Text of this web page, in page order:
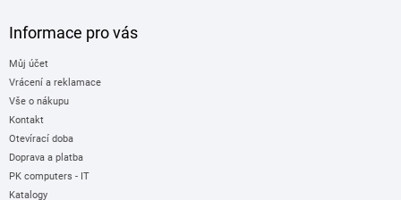
Informace pro vás
Můj účet
Vrácení a reklamace
Vše o nákupu
Kontakt
Otevírací doba
Doprava a platba
PK computers - IT
Katalogy